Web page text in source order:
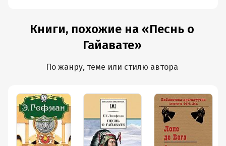
Книги, похожие на «Песнь о
Гайавате»
По жанру, теме или стилю автора